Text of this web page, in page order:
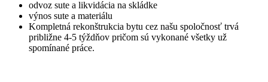
odvoz sute a likvidácia na skládke
výnos sute a materiálu
Kompletná rekonštrukcia bytu cez našu spoločnosť trvá
približne 4-5 týždňov pričom sú vykonané všetky už
spomínané práce.